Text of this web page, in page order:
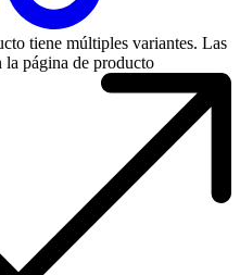
tiene múltiples variantes. Las
la página de producto